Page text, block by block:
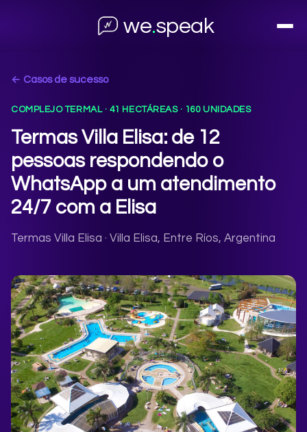
we.speak
← Casos de sucesso
COMPLEJO TERMAL · 41 HECTÁREAS · 160 UNIDADES
Termas Villa Elisa: de 12
pessoas respondendo o
WhatsApp a um atendimento
24/7 com a Elisa
Termas Villa Elisa · Villa Elisa, Entre Ríos, Argentina